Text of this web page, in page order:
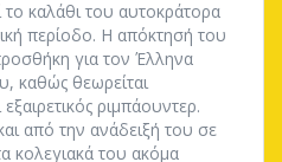
το καλάθι του αυτοκράτορα
περίοδο. Η απόκτησή του
για τον Έλληνα
καθώς θεωρείται
εξαιρετικός ριμπάουντερ.
από την ανάδειξή του σε
κολεγιακά του ακόμα